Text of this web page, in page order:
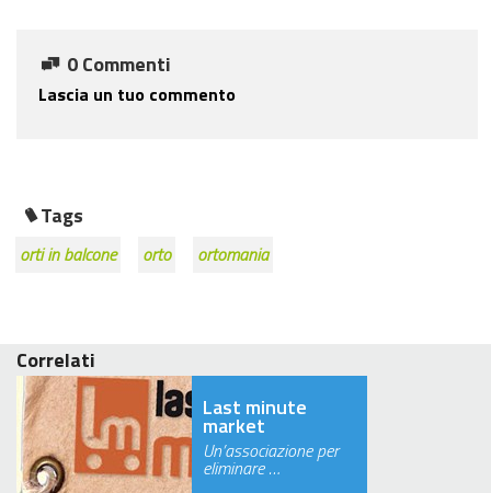
0 Commenti
Lascia un tuo commento
Tags
orti in balcone orto ortomania
Correlati
Last minute
market
Un’associazione per
eliminare …